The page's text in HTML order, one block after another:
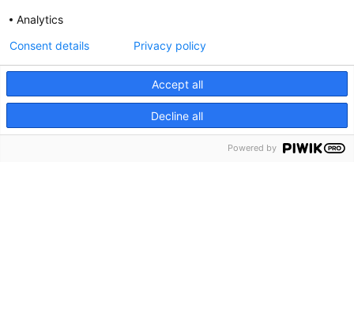
menu
Menu
Analytics
Accept all
Decline all
Consent details Privacy policy
Powered by